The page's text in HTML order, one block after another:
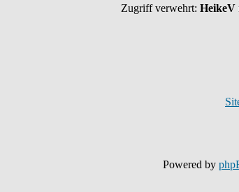
Zugriff verwehrt: HeikeV
Powered by